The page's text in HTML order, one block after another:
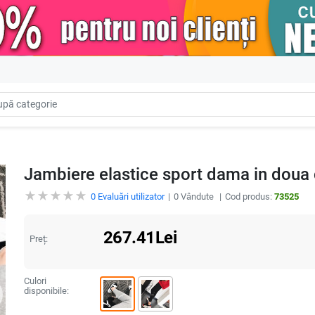
Jambiere elastice sport dama in doua
0Evaluări utilizator 0Vândute Cod produs: 73525
Preț: 267.41Lei
Culori
disponibile: